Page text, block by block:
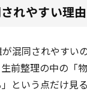
れやすい理由
混同されやすい
前整理の中の「
という点だけ見